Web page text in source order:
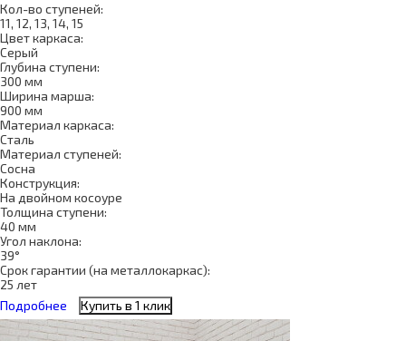
Кол-во ступеней:
11, 12, 13, 14, 15
Цвет каркаса:
Серый
Глубина ступени:
300 мм
Ширина марша:
900 мм
Материал каркаса:
Сталь
Материал ступеней:
Сосна
Конструкция:
На двойном косоуре
Толщина ступени:
40 мм
Угол наклона:
39°
Срок гарантии (на металлокаркас):
25 лет
Подробнее
Купить в 1 клик